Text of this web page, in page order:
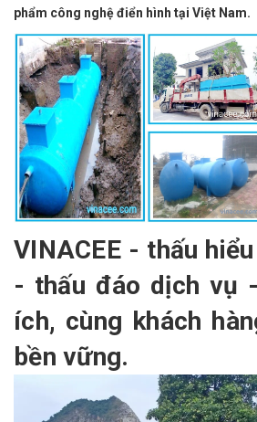
phẩm công nghệ điển hình tại Việt Nam.
VINACEE - thấu
- thấu đáo dịch vụ
ích, cùng khách
bền vững.